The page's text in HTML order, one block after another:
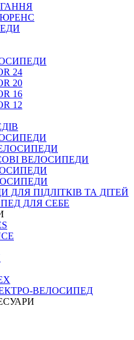
24
20
16
12
ВЕЛОСИПЕДИ
ДЛЯ ПІДЛІТКІВ ТА ДІТЕЙ
ДЛЯ СЕБЕ
ВЕЛОСИПЕД